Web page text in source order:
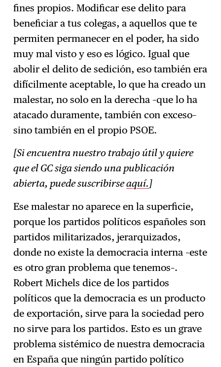
fines propios. Modificar ese delito para
beneficiar a tus colegas, a aquellos que te
permiten permanecer en el poder, ha sido
muy mal visto y eso es lógico. Igual que
abolir el delito de sedición, eso también era
difícilmente aceptable, lo que ha creado un
malestar, no solo en la derecha –que lo ha
atacado duramente, también con exceso–
sino también en el propio PSOE.
[Si encuentra nuestro trabajo útil y quiere
que el GC siga siendo una publicación
abierta, puede suscribirseaquí.]
Ese malestar no aparece en la superficie,
porque los partidos políticos españoles son
partidos militarizados, jerarquizados,
donde no existe la democracia interna –este
es otro gran problema que tenemos–.
Robert Michels dice de los partidos
políticos que la democracia es un producto
de exportación, sirve para la sociedad pero
no sirve para los partidos. Esto es un grave
problema sistémico de nuestra democracia
en España que ningún partido político